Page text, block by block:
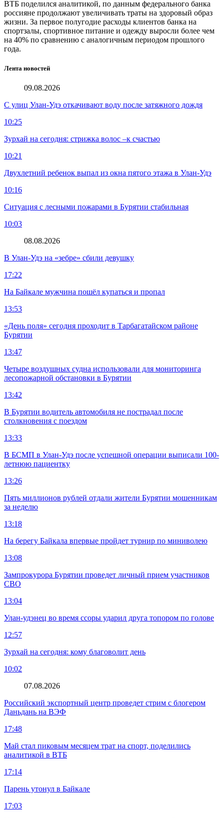
ВТБ поделился аналитикой, по данным федерального банка
россияне продолжают увеличивать траты на здоровый образ
жизни. За первое полугодие расходы клиентов банка на
спортзалы, спортивное питание и одежду выросли более чем
на 40% по сравнению с аналогичным периодом прошлого
года.
Лента новостей
09.08.2026
С улиц Улан-Удэ откачивают воду после затяжного дождя
10:25
Зурхай на сегодня: стрижка волос –к счастью
10:21
Двухлетний ребенок выпал из окна пятого этажа в Улан-Удэ
10:16
Ситуация с лесными пожарами в Бурятии стабильная
10:03
08.08.2026
В Улан-Удэ на «зебре» сбили девушку
17:22
На Байкале мужчина пошёл купаться и пропал
13:53
«День поля» сегодня проходит в Тарбагатайском районе
Бурятии
13:47
Четыре воздушных судна использовали для мониторинга
лесопожарной обстановки в Бурятии
13:42
В Бурятии водитель автомобиля не пострадал после
столкновения с поездом
13:33
В БСМП в Улан-Удэ после успешной операции выписали 100-
летнюю пациентку
13:26
Пять миллионов рублей отдали жители Бурятии мошенникам
за неделю
13:18
На берегу Байкала впервые пройдет турнир по миниволею
13:08
Зампрокурора Бурятии проведет личный прием участников
СВО
13:04
Улан-удэнец во время ссоры ударил друга топором по голове
12:57
Зурхай на сегодня: кому благоволит день
10:02
07.08.2026
Российский экспортный центр проведет стрим с блогером
Даньдань на ВЭФ
17:48
Май стал пиковым месяцем трат на спорт, поделились
аналитикой в ВТБ
17:14
Парень утонул в Байкале
17:03